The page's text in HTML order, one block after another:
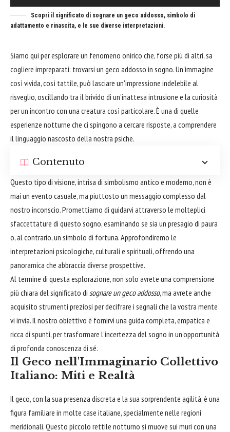
Scopri il significato di sognare un geco addosso, simbolo di
adattamento e rinascita, e le sue diverse interpretazioni.
Siamo qui per esplorare un fenomeno onirico che, forse più di altri, sa
cogliere impreparati: trovarsi un geco addosso in sogno. Un'immagine
così vivida, così tattile, può lasciare un'impressione indelebile al
risveglio, oscillando tra il brivido di un'inattesa intrusione e la curiosità
per un incontro con una creatura così particolare. È una di quelle
esperienze notturne che ci spingono a cercare risposte, a comprendere
il linguaggio nascosto della nostra psiche.
Contenuto
Questo tipo di visione, intrisa di simbolismo antico e moderno, non è
mai un evento casuale, ma piuttosto un messaggio complesso dal
nostro inconscio. Promettiamo di guidarvi attraverso le molteplici
sfaccettature di questo sogno, esaminando se sia un presagio di paura
o, al contrario, un simbolo di fortuna. Approfondiremo le
interpretazioni psicologiche, culturali e spirituali, offrendo una
panoramica che abbraccia diverse prospettive.
Al termine di questa esplorazione, non solo avrete una comprensione
più chiara del significato di sognare un geco addosso, ma avrete anche
acquisito strumenti preziosi per decifrare i segnali che la vostra mente
vi invia. Il nostro obiettivo è fornirvi una guida completa, empatica e
ricca di spunti, per trasformare l'incertezza del sogno in un'opportunità
di profonda conoscenza di sé.
Il Geco nell'Immaginario Collettivo
Italiano: Miti e Realtà
Il geco, con la sua presenza discreta e la sua sorprendente agilità, è una
figura familiare in molte case italiane, specialmente nelle regioni
meridionali. Questo piccolo rettile notturno si muove sui muri con una